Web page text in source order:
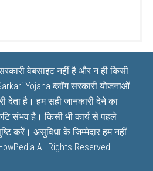
वेबसाइट नहीं है और न ही किसी
Yojana ब्लॉग सरकारी योजनाओं
देता है। हम सही जानकारी देने का
संभव है। किसी भी कार्य से पहले
करें। असुविधा के जिम्मेदार हम नहीं
All Rights Reserved.